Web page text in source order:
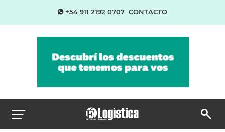
+54 911 2192 0707 CONTACTO